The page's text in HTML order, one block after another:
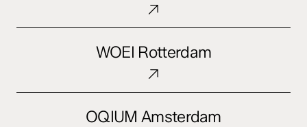
WOEI Rotterdam
OQIUM Amsterdam